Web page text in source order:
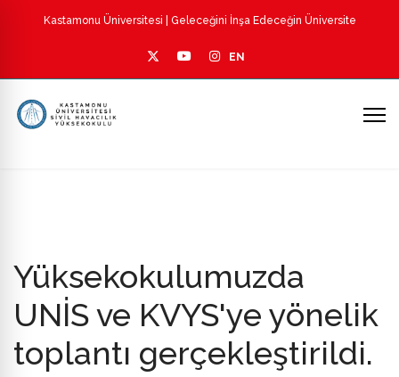
Kastamonu Üniversitesi | Geleceğini İnşa Edeceğin Üniversite
EN
Yüksekokulumuzda
UNİS ve KVYS'ye yönelik
toplantı gerçekleştirildi.